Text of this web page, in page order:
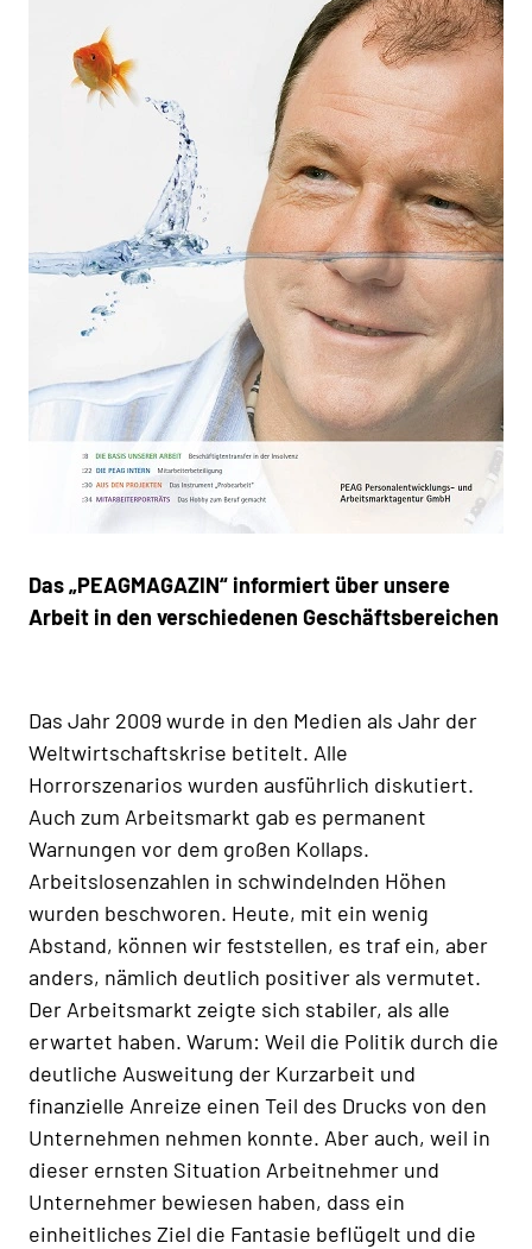
Das „PEAGMAGAZIN“ informiert über unsere
Arbeit in den verschiedenen Geschäftsbereichen
Das Jahr 2009 wurde in den Medien als Jahr der
Weltwirtschaftskrise betitelt. Alle
Horrorszenarios wurden ausführlich diskutiert.
Auch zum Arbeitsmarkt gab es permanent
Warnungen vor dem großen Kollaps.
Arbeitslosenzahlen in schwindelnden Höhen
wurden beschworen. Heute, mit ein wenig
Abstand, können wir feststellen, es traf ein, aber
anders, nämlich deutlich positiver als vermutet.
Der Arbeitsmarkt zeigte sich stabiler, als alle
erwartet haben. Warum: Weil die Politik durch die
deutliche Ausweitung der Kurzarbeit und
finanzielle Anreize einen Teil des Drucks von den
Unternehmen nehmen konnte. Aber auch, weil in
dieser ernsten Situation Arbeitnehmer und
Unternehmer bewiesen haben, dass ein
einheitliches Ziel die Fantasie beflügelt und die